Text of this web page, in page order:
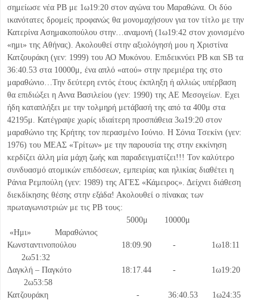
σημείωσε νέα ΡΒ με 1ω19:20 στον αγώνα του Μαραθώνα. Οι δύο
ικανότατες δρομείς προφανώς θα μονομαχήσουν για τον τίτλο με την
Κατερίνα Ασημακοπούλου στην…αναμονή (1ω19:42 στον χιονισμένο
«ημι» της Αθήνας). Ακολουθεί στην αξιολόγησή μου η Χριστίνα
Κατζουράκη (γεν: 1999) του ΑΟ Μυκόνου. Επιδεικνύει ΡΒ και SΒ τα
36:40.53 στα 10000μ, ένα απλό «ατού» στην πρεμιέρα της στο
μαραθώνιο…Την δεύτερη εντός έτους έκπληξη ή αλλιώς υπέρβαση
θα επιδιώξει η Αννα Βασιλείου (γεν: 1990) της ΑΕ Μεσογείων. Εχει
ήδη καταπλήξει με την τολμηρή μετάβασή της από τα 400μ στα
42195μ. Κατέγραψε χωρίς ιδιαίτερη προσπάθεια 3ω19:20 στον
μαραθώνιο της Κρήτης τον περασμένο Ιούνιο. Η Σόνια Τσεκίνι (γεν:
1976) του ΜΕΑΣ «Τρίτων» με την παρουσία της στην εκκίνηση
κερδίζει άλλη μία μάχη ζωής και παραδειγματίζει!!! Τον καλύτερο
συνδυασμό ατομικών επιδόσεων, εμπειρίας και ηλικίας διαθέτει η
Ράνια Ρεμπούλη (γεν: 1989) της ΑΓΕΣ «Κάμειρος». Δείχνει διάθεση
διεκδίκησης θέσης στην εξάδα! Ακολουθεί ο πίνακας των
πρωταγωνιστριών με τις ΡΒ τους:
5000μ 10000μ
«Ημι» Μαραθώνιος
Κωνσταντινοπούλου 18:09.90 - 1ω18:11
2ω51:32
Δαγκλή – Παγκότο 18:17.44 - 1ω19:20
2ω53:58
Κατζουράκη - 36:40.53 1ω24:35